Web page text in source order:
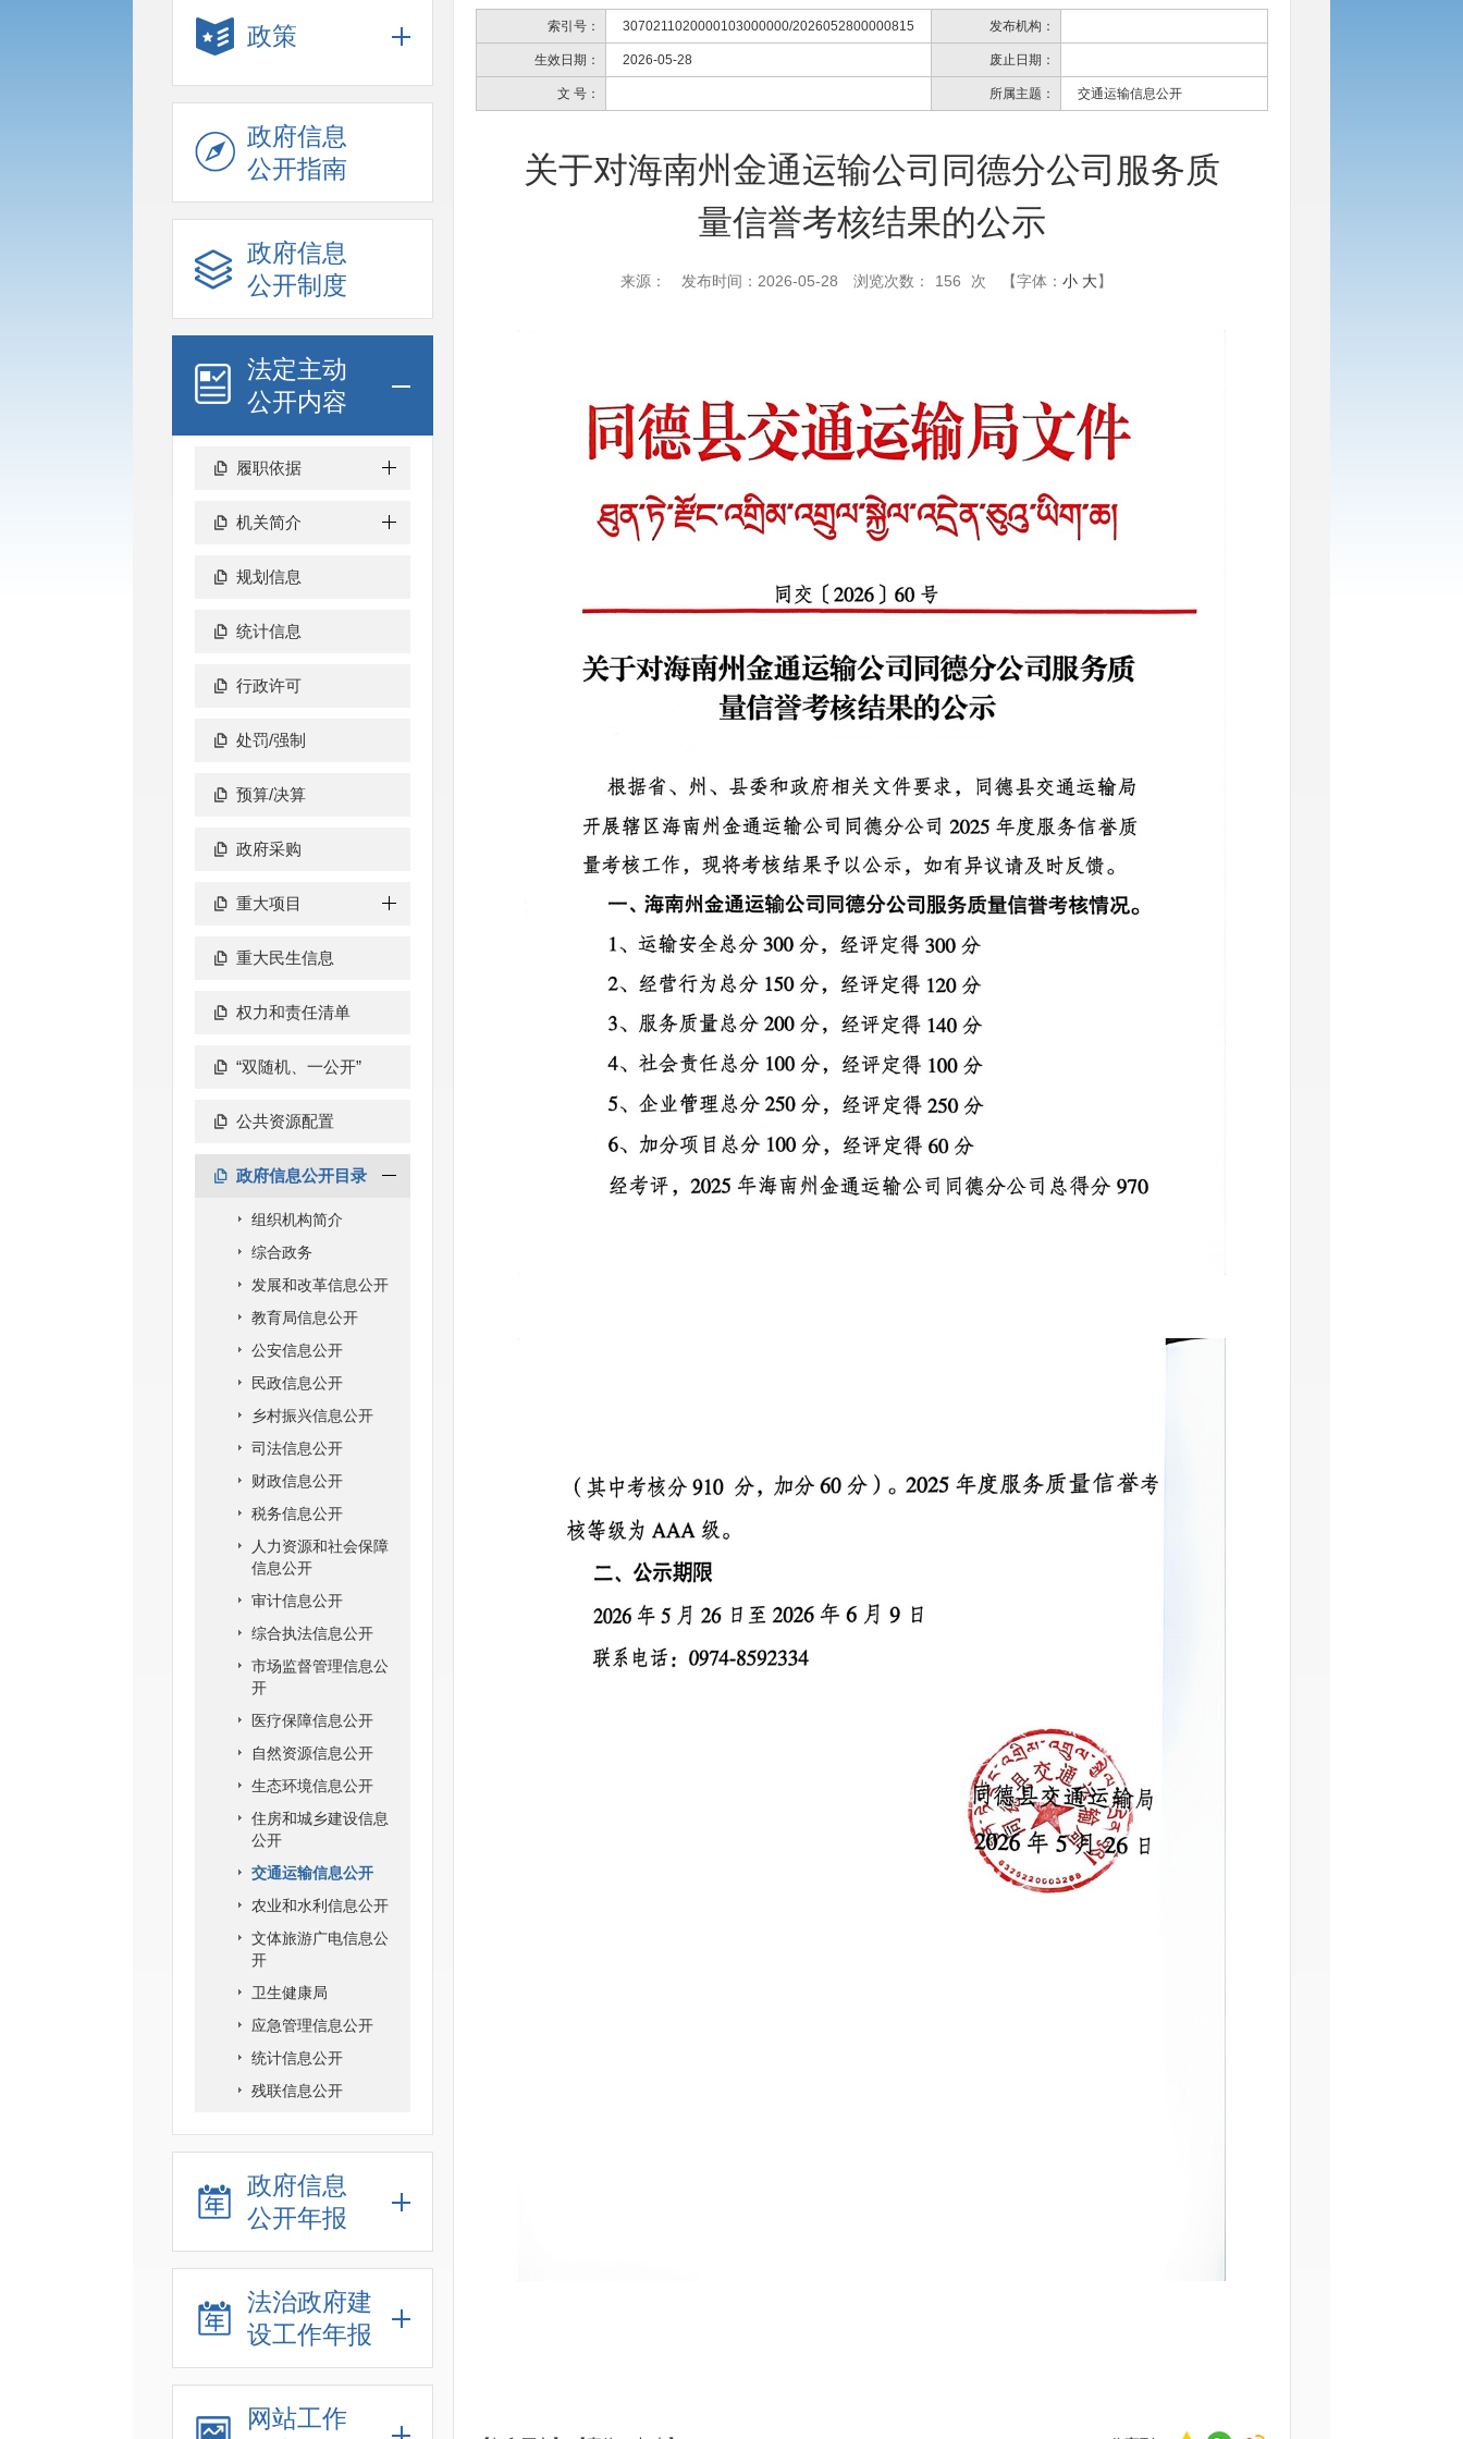
政策
政府信息
公开指南
政府信息
公开制度
法定主动
公开内容
履职依据
机关简介
规划信息
统计信息
行政许可
处罚/强制
预算/决算
政府采购
重大项目
重大民生信息
权力和责任清单
“双随机、一公开”
公共资源配置
政府信息公开目录
组织机构简介
综合政务
发展和改革信息公开
教育局信息公开
公安信息公开
民政信息公开
乡村振兴信息公开
司法信息公开
财政信息公开
税务信息公开
人力资源和社会保障
信息公开
审计信息公开
综合执法信息公开
市场监督管理信息公
开
医疗保障信息公开
自然资源信息公开
生态环境信息公开
住房和城乡建设信息
公开
交通运输信息公开
农业和水利信息公开
文体旅游广电信息公
开
卫生健康局
应急管理信息公开
统计信息公开
残联信息公开
政府信息
公开年报
法治政府建
设工作年报
网站工作
索引号： 3070211020000103000000/2026052800000815 发布机构：
生效日期： 2026-05-28 废止日期：
文 号： 所属主题： 交通运输信息公开
关于对海南州金通运输公司同德分公司服务质
量信誉考核结果的公示
来源： 发布时间：2026-05-28 浏览次数： 156 次 【字体： 小 大】